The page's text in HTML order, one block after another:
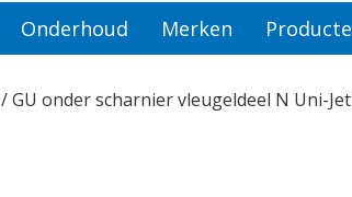
Onderhoud Merken
/ GU onder scharnier vleugeldeel N Uni-